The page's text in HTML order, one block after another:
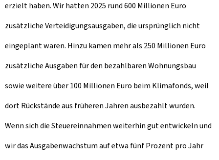
erzielt haben. Wir hatten 2025 rund 600 Millionen Euro
zusätzliche Verteidigungsausgaben, die ursprünglich nicht
eingeplant waren. Hinzu kamen mehr als 250 Millionen Euro
zusätzliche Ausgaben für den bezahlbaren Wohnungsbau
sowie weitere über 100 Millionen Euro beim Klimafonds, weil
dort Rückstände aus früheren Jahren ausbezahlt wurden.
Wenn sich die Steuereinnahmen weiterhin gut entwickeln und
wir das Ausgabenwachstum auf etwa fünf Prozent pro Jahr